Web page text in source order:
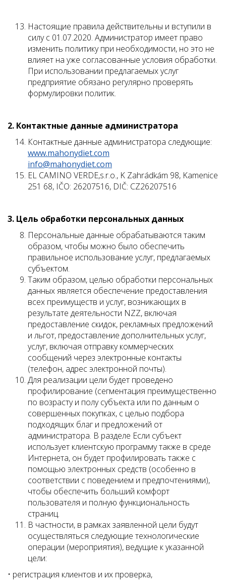
Настоящие правила действительны и вступили в
силу с 01.07.2020. Администратор имеет право
изменить политику при необходимости, но это не
влияет на уже согласованные условия обработки.
При использовании предлагаемых услуг
предприятие обязано регулярно проверять
формулировки политик.
2. Контактные данные администратора
Контактные данные администратора следующие:
www.mahonydiet.com
info@mahonydiet.com
EL CAMINO VERDE,s.r.o., K Zahrádkám 98, Kamenice
251 68, IČO: 26207516, DIČ: CZ26207516
3. Цель обработки персональных данных
Персональные данные обрабатываются таким
образом, чтобы можно было обеспечить
правильное использование услуг, предлагаемых
субъектом.
Таким образом, целью обработки персональных
данных является обеспечение предоставления
всех преимуществ и услуг, возникающих в
результате деятельности NZZ, включая
предоставление скидок, рекламных предложений
и льгот, предоставление дополнительных услуг,
услуг, включая отправку коммерческих
сообщений через электронные контакты
(телефон, адрес электронной почты).
Для реализации цели будет проведено
профилирование (сегментация преимущественно
по возрасту и полу субъекта или по данным о
совершенных покупках, с целью подбора
подходящих благ и предложений от
администратора. В разделе Если субъект
использует клиентскую программу также в среде
Интернета, он будет профилировать также с
помощью электронных средств (особенно в
соответствии с поведением и предпочтениями),
чтобы обеспечить больший комфорт
пользователя и полную функциональность
страниц.
В частности, в рамках заявленной цели будут
осуществляться следующие технологические
операции (мероприятия), ведущие к указанной
цели:
• регистрация клиентов и их проверка,